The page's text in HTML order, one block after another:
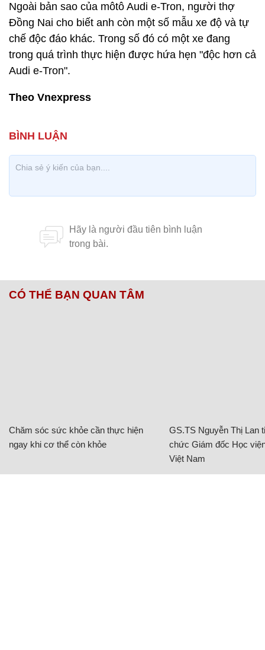
Ngoài bản sao của môtô Audi e-Tron, người thợ
Đồng Nai cho biết anh còn một số mẫu xe độ và tự
chế độc đáo khác. Trong số đó có một xe đang
trong quá trình thực hiện được hứa hẹn "độc hơn cả
Audi e-Tron".
Theo Vnexpress
CÓ THỂ BẠN QUAN TÂM
Chăm sóc sức khỏe cần thực hiện
ngay khi cơ thể còn khỏe
GS.TS Nguyễn Thị Lan
chức Giám đốc Học
Việt Nam